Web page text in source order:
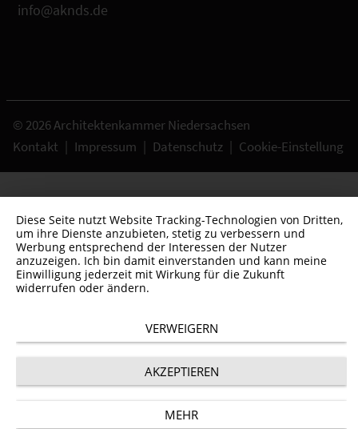
info@aknds.de
© 2026 Architektenkammer Niedersachsen
Kontakt | Impressum | Datenschutz | Cookie-Einstellung
Diese Seite nutzt Website Tracking-Technologien von Dritten,
um ihre Dienste anzubieten, stetig zu verbessern und
Werbung entsprechend der Interessen der Nutzer
anzuzeigen. Ich bin damit einverstanden und kann meine
Einwilligung jederzeit mit Wirkung für die Zukunft
widerrufen oder ändern.
VERWEIGERN
AKZEPTIEREN
MEHR